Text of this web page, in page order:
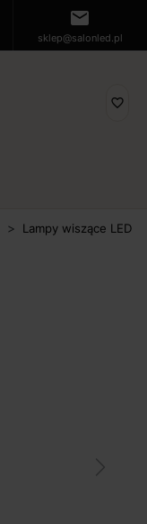
mail
sklep@salonled.pl
favorite_border
Lampy wiszące LED